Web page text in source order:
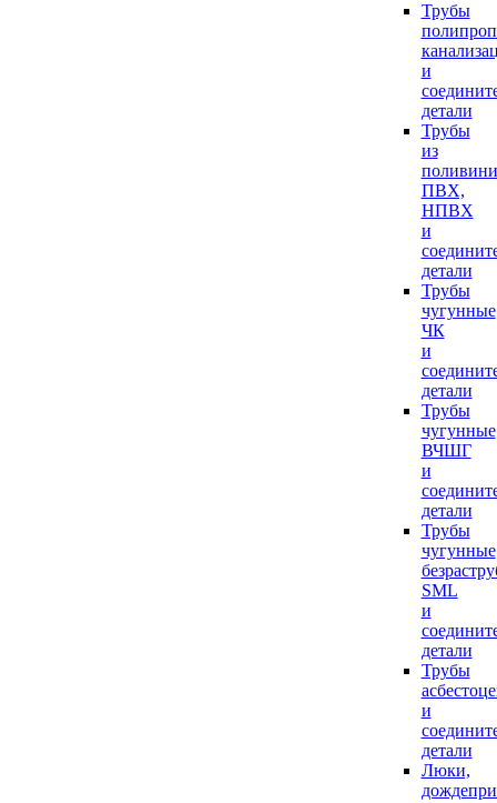
Трубы
и
детали
Трубы
из
ПВХ,
НПВХ
и
детали
Трубы
чугунные
ЧК
и
детали
Трубы
чугунные
ВЧШГ
и
детали
Трубы
чугунные
SML
и
детали
Трубы
и
детали
Люки,